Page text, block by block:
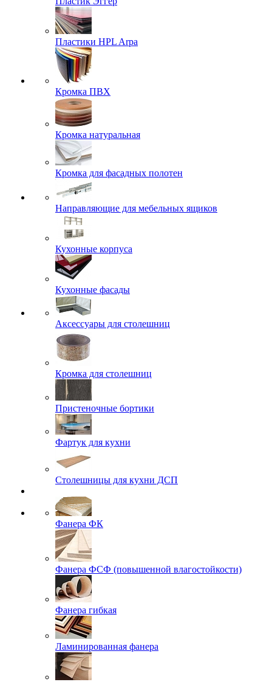
Пластики HPL Arpa
Кромка ПВХ
Кромка натуральная
Кромка для фасадных полотен
Направляющие для мебельных ящиков
Кухонные корпуса
Кухонные фасады
Аксессуары для столешниц
Кромка для столешниц
Пристеночные бортики
Фартук для кухни
Столешницы для кухни ДСП
Фанера ФК
Фанера ФСФ (повышенной влагостойкости)
Фанера гибкая
Ламинированная фанера